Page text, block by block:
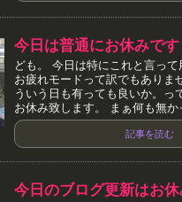
今日は普通にお休みです
ども。 今日は特にこれと言って
お疲れモードって訳でもありま
ういう日も有っても良いか。っ
お休み致します。 まぁ何も無か
記事を読む
今日のブログ更新はお休